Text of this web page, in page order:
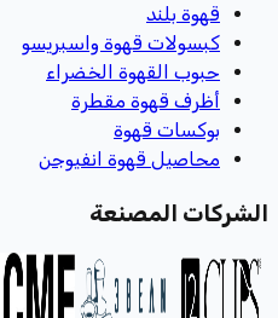
قهوة بلند
كبسولات قهوة واسبريسو
حبوب القهوة الخضراء
أظرف قهوة مقطرة
بوكسات قهوة
محاصيل قهوة انفيوجن
الشركات المصنعة